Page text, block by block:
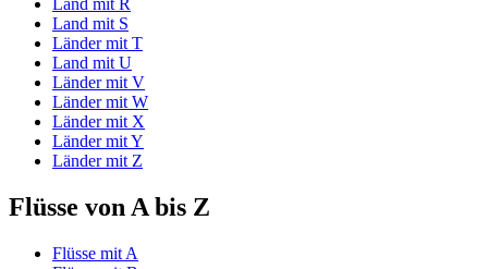
Land mit R
Land mit S
Länder mit T
Land mit U
Länder mit V
Länder mit W
Länder mit X
Länder mit Y
Länder mit Z
Flüsse von A bis Z
Flüsse mit A